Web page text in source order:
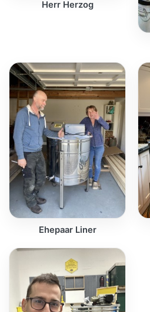
Herr Herzog
Ehepaar Liner